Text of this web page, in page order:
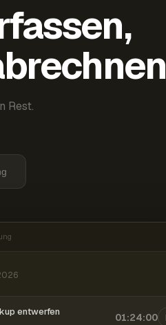
Rest.
entwerfen 01:24:00